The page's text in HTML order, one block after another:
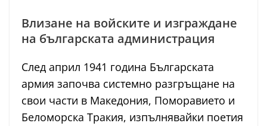
Влизане на войските и изграждане
на българската администрация
След април 1941 година Българската
армия започва системно разгръщане на
свои части в Македония, Поморавието и
Беломорска Тракия, изпълнявайки поетия